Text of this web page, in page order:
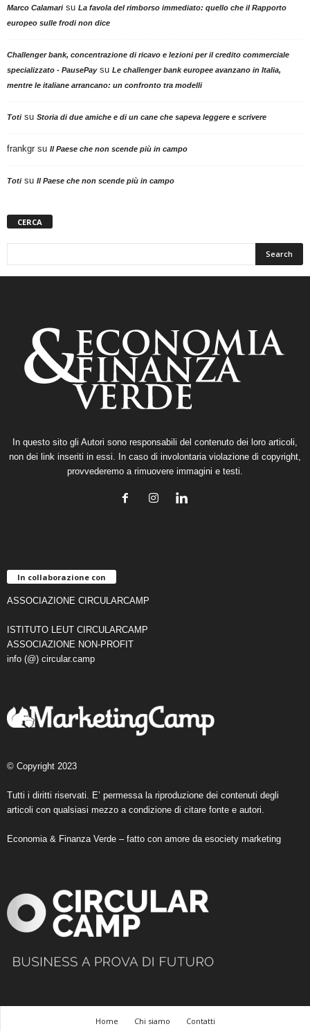
Marco Calamarisu La favola del rimborso immediato: quello che il Rapporto
europeo sulle frodi non dice
Challenger bank, concentrazione di ricavo e lezioni per il credito commerciale
specializzato - PausePaysu Le challenger bank europee avanzano in Italia,
mentre le italiane arrancano: un confronto tra modelli
Totisu Storia di due amiche e di un cane che sapeva leggere e scrivere
frankgr su Il Paese che non scende più in campo
Totisu Il Paese che non scende più in campo
CERCA
In questo sito gli Autori sono responsabili del contenuto dei loro articoli,
non dei link inseriti in essi. In caso di involontaria violazione di copyright,
provvederemo a rimuovere immagini e testi.
In collaborazione con
ASSOCIAZIONE CIRCULARCAMP
ISTITUTO LEUT CIRCULARCAMP
ASSOCIAZIONE NON-PROFIT
info (@) circular.camp
© Copyright 2023
Tutti i diritti riservati. E’ permessa la riproduzione dei contenuti degli
articoli con qualsiasi mezzo a condizione di citare fonte e autori.
Economia & Finanza Verde – fatto con amore da esociety marketing
Home Chi siamo Contatti